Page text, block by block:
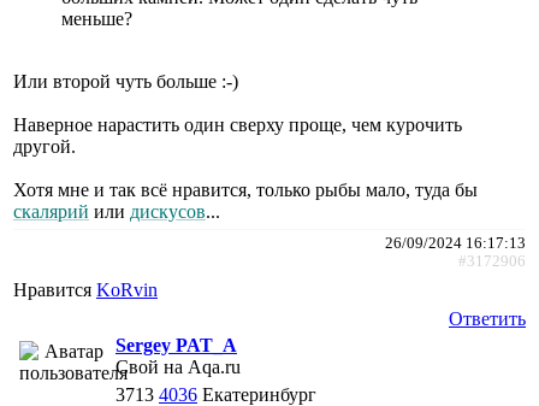
меньше?
Или второй чуть больше :-)
Наверное нарастить один сверху проще, чем курочить
другой.
Хотя мне и так всё нравится, только рыбы мало, туда бы
скалярий или дискусов...
26/09/2024 16:17:13
#3172906
Нравится KoRvin
Ответить
Sergey PAT_A
Свой на Aqa.ru
3713 4036 Екатеринбург